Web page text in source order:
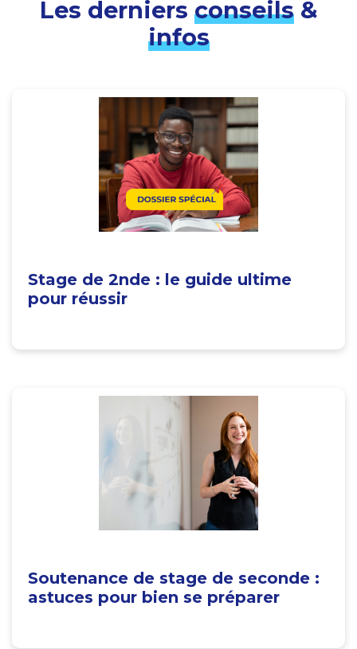
Les derniers conseils&
infos
Stage de 2nde : le guide ultime
pour réussir
Soutenance de stage de seconde :
astuces pour bien se préparer